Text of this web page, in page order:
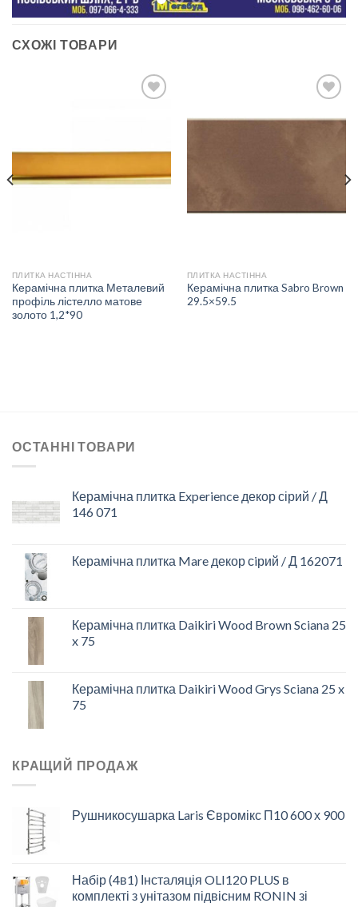
СХОЖІ ТОВАРИ
ДО
БАЖАНЬ
ПЛИТКА НАСТІННА
Керамічна плитка Металевий
профіль лістелло матове
золото 1,2*90
ПЛИТКА НАСТІННА
Керамічна плитка Sabro Brown
29.5×59.5
ОСТАННІ ТОВАРИ
Керамічна плитка Experience декор сірий / Д
146 071
Керамічна плитка Mare декор сiрий / Д 162071
Керамічна плитка Daikiri Wood Brown Sciana 25
x 75
Керамічна плитка Daikiri Wood Grys Sciana 25 x
75
КРАЩИЙ ПРОДАЖ
Рушникосушарка Laris Євромікс П10 600 х 900
Набір (4в1) Інсталяція OLI120 PLUS в
комплекті з унітазом підвісним RONIN зі